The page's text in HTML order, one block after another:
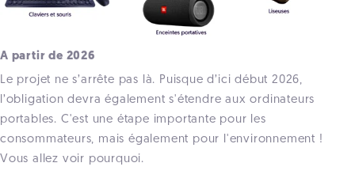
A partir de 2026
Le projet ne s’arrête pas là. Puisque d’ici début 2026,
l’obligation devra également s'étendre aux ordinateurs
portables. C'est une étape importante pour les
consommateurs, mais également pour l'environnement !
Vous allez voir pourquoi.